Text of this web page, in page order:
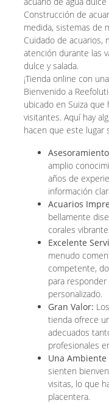
Construcción de
medida, sistemas de
Cuidado de acuarios,
atención durante las
dulce y salada.
¡Tienda online con
Bienvenido a
ubicado en Suiza
visitantes. Aquí hay
hacen que este lugar
amplio
años de
información
Acuarios
bellamente
corales
Excelente
menudo
competente,
para
personalizado.
Gran Valor:
tienda ofrece
adecuados
profesionales
Una Ambiente
sienten
visitas, lo que
placentera.